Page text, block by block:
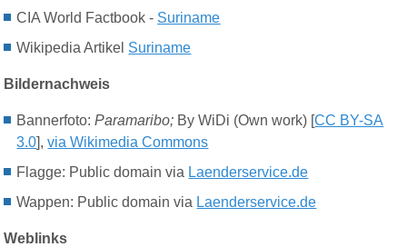
CIA World Factbook - Suriname
Wikipedia Artikel Suriname
Bildernachweis
Bannerfoto: Paramaribo; By WiDi (Own work) [CC BY-SA
3.0],via Wikimedia Commons
Flagge: Public domain via Laenderservice.de
Wappen: Public domain via Laenderservice.de
Weblinks